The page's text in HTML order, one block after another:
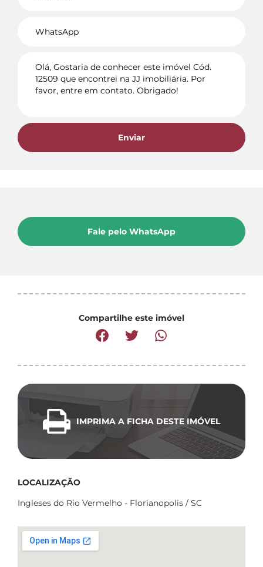
Enviar
Fale pelo WhatsApp
Compartilhe este imóvel
IMPRIMA A FICHA DESTE IMÓVEL
LOCALIZAÇÃO
Ingleses do Rio Vermelho - Florianopolis / SC